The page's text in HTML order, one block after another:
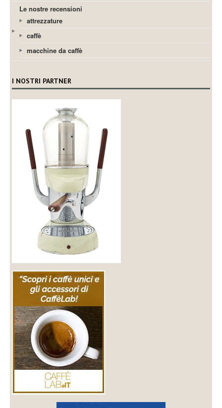
Le nostre recensioni
attrezzature
caffè
macchine da caffè
I NOSTRI PARTNER